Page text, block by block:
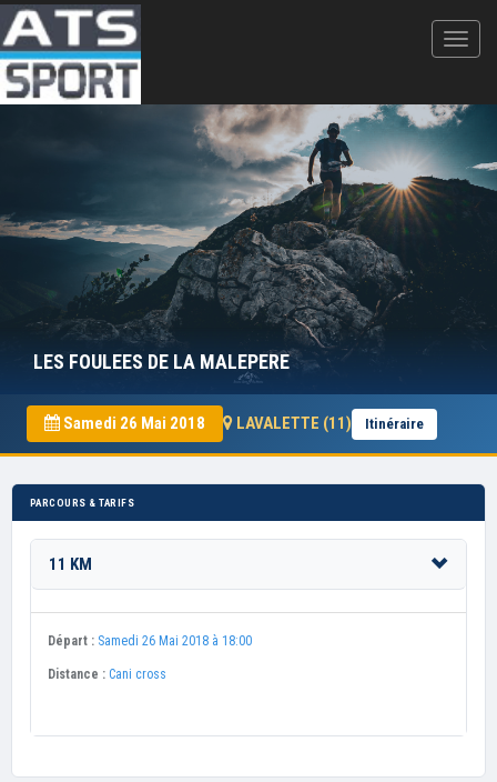
LES FOULEES DE LA MALEPERE
Samedi 26 Mai 2018 LAVALETTE (11) Itinéraire
PARCOURS & TARIFS
11 KM
Départ : Samedi 26 Mai 2018 à 18:00
Distance : Cani cross